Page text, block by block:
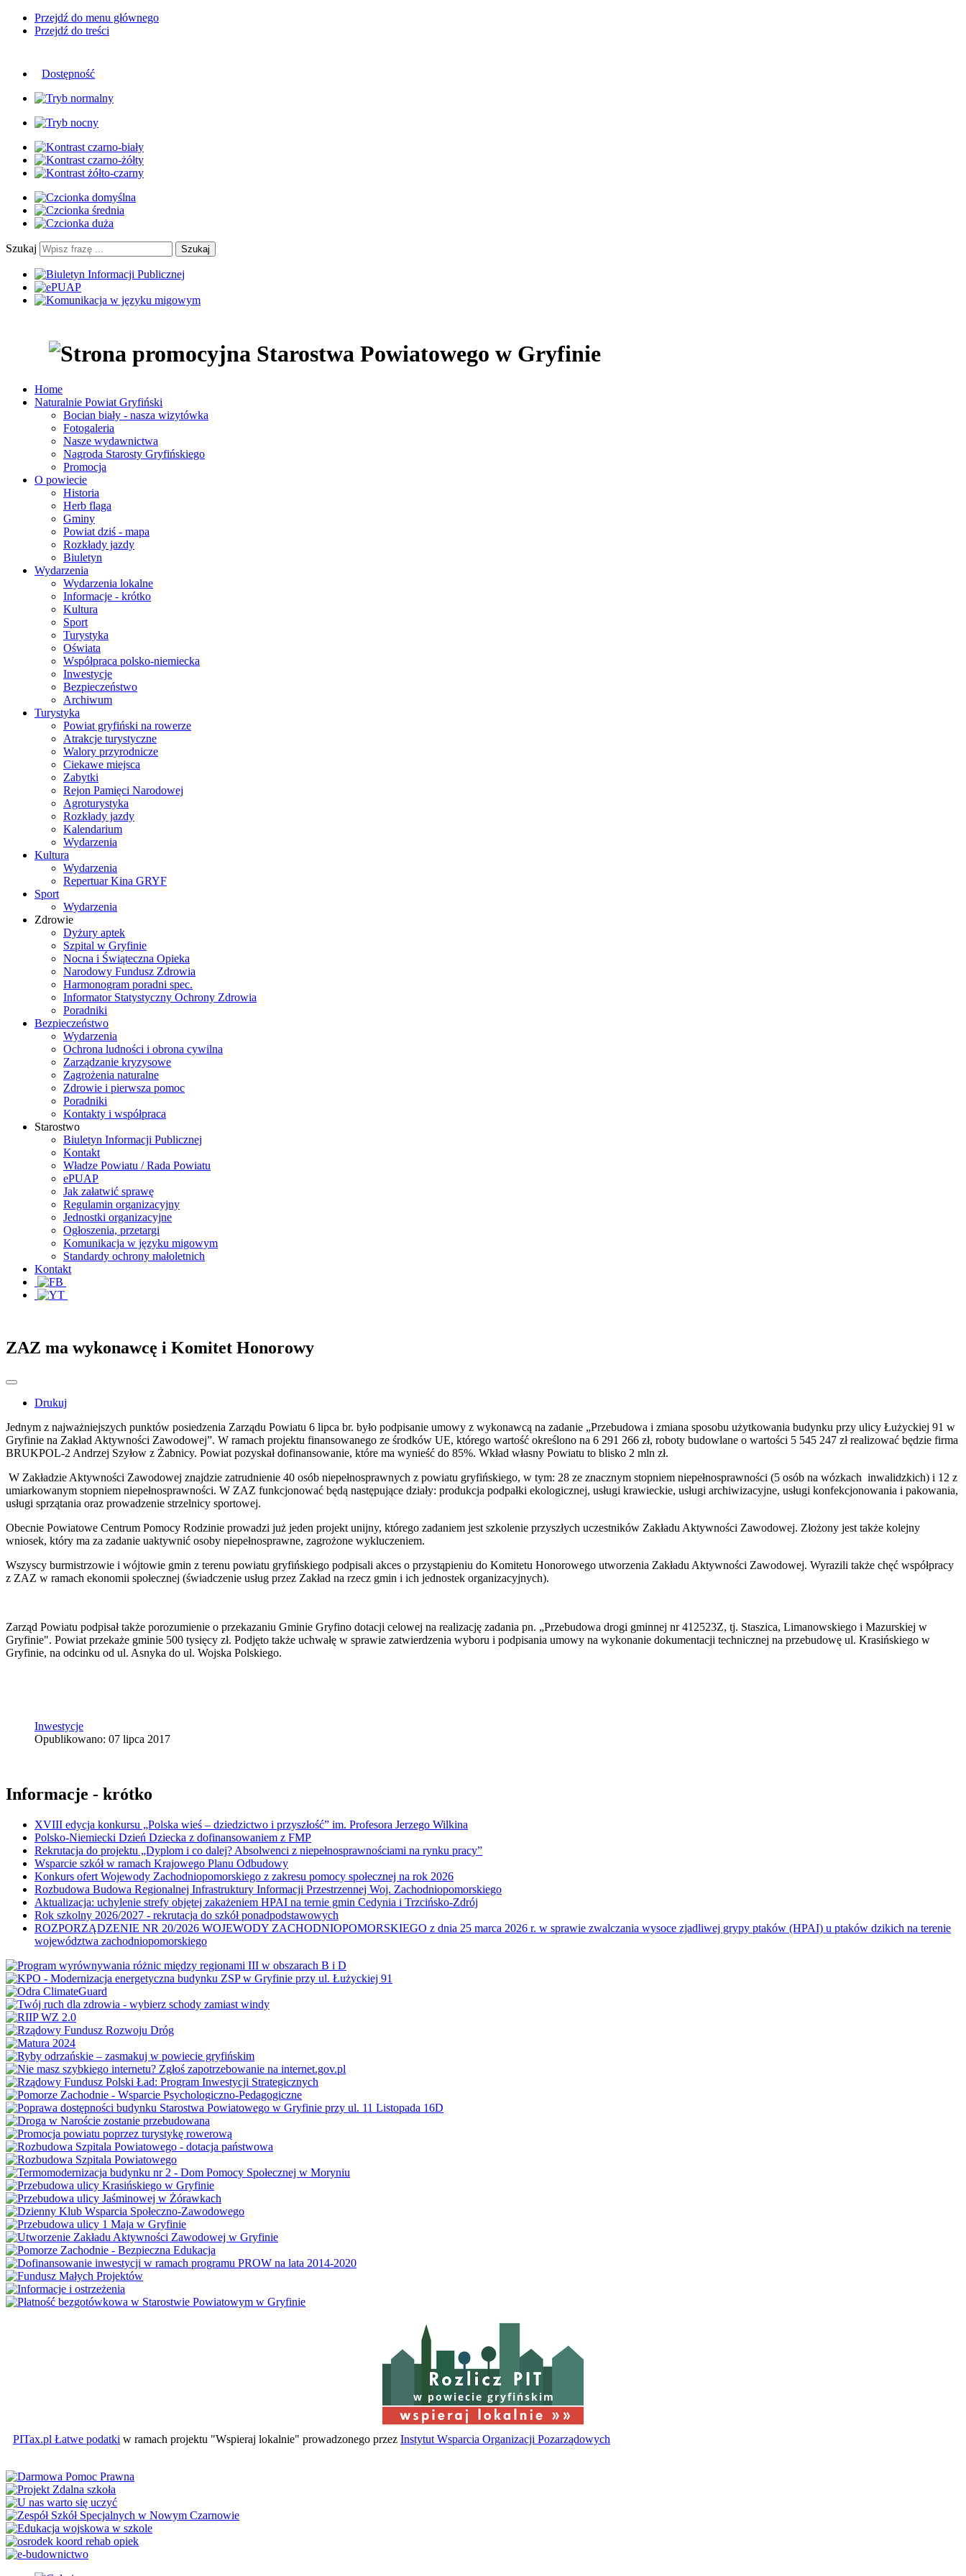
Przejdź do menu głównego
Przejdź do treści
Dostępność
Szukaj Szukaj
Home
Naturalnie Powiat Gryfiński
Bocian biały - nasza wizytówka
Fotogaleria
Nasze wydawnictwa
Nagroda Starosty Gryfińskiego
Promocja
O powiecie
Historia
Herb flaga
Gminy
Powiat dziś - mapa
Rozkłady jazdy
Biuletyn
Wydarzenia
Wydarzenia lokalne
Informacje - krótko
Kultura
Sport
Turystyka
Oświata
Współpraca polsko-niemiecka
Inwestycje
Bezpieczeństwo
Archiwum
Turystyka
Powiat gryfiński na rowerze
Atrakcje turystyczne
Walory przyrodnicze
Ciekawe miejsca
Zabytki
Rejon Pamięci Narodowej
Agroturystyka
Rozkłady jazdy
Kalendarium
Wydarzenia
Kultura
Wydarzenia
Repertuar Kina GRYF
Sport
Wydarzenia
Zdrowie
Dyżury aptek
Szpital w Gryfinie
Nocna i Świąteczna Opieka
Narodowy Fundusz Zdrowia
Harmonogram poradni spec.
Informator Statystyczny Ochrony Zdrowia
Poradniki
Bezpieczeństwo
Wydarzenia
Ochrona ludności i obrona cywilna
Zarządzanie kryzysowe
Zagrożenia naturalne
Zdrowie i pierwsza pomoc
Poradniki
Kontakty i współpraca
Starostwo
Biuletyn Informacji Publicznej
Kontakt
Władze Powiatu / Rada Powiatu
ePUAP
Jak załatwić sprawę
Regulamin organizacyjny
Jednostki organizacyjne
Ogłoszenia, przetargi
Komunikacja w języku migowym
Standardy ochrony małoletnich
Kontakt
ZAZ ma wykonawcę i Komitet Honorowy
Drukuj
Jednym z najważniejszych punktów posiedzenia Zarządu Powiatu 6 lipca br. było podpisanie umowy z wykonawcą na zadanie „Przebudowa i zmiana sposobu użytkowania budynku przy ulicy Łużyckiej 91 w
Gryfinie na Zakład Aktywności Zawodowej”. W ramach projektu finansowanego ze środków UE, którego wartość określono na 6 291 266 zł, roboty budowlane o wartości 5 545 247 zł realizować będzie firma
BRUKPOL-2 Andrzej Szyłow z Żabnicy. Powiat pozyskał dofinansowanie, które ma wynieść do 85%. Wkład własny Powiatu to blisko 2 mln zł.
W Zakładzie Aktywności Zawodowej znajdzie zatrudnienie 40 osób niepełnosprawnych z powiatu gryfińskiego, w tym: 28 ze znacznym stopniem niepełnosprawności (5 osób na wózkach inwalidzkich) i 12 z
umiarkowanym stopniem niepełnosprawności. W ZAZ funkcjonować będą następujące działy: produkcja podpałki ekologicznej, usługi krawieckie, usługi archiwizacyjne, usługi konfekcjonowania i pakowania,
usługi sprzątania oraz prowadzenie strzelnicy sportowej.
Obecnie Powiatowe Centrum Pomocy Rodzinie prowadzi już jeden projekt unijny, którego zadaniem jest szkolenie przyszłych uczestników Zakładu Aktywności Zawodowej. Złożony jest także kolejny
wniosek, który ma za zadanie uaktywnić osoby niepełnosprawne, zagrożone wykluczeniem.
Wszyscy burmistrzowie i wójtowie gmin z terenu powiatu gryfińskiego podpisali akces o przystąpieniu do Komitetu Honorowego utworzenia Zakładu Aktywności Zawodowej. Wyrazili także chęć współpracy
z ZAZ w ramach ekonomii społecznej (świadczenie usług przez Zakład na rzecz gmin i ich jednostek organizacyjnych).
Zarząd Powiatu podpisał także porozumienie o przekazaniu Gminie Gryfino dotacji celowej na realizację zadania pn. „Przebudowa drogi gminnej nr 412523Z, tj. Staszica, Limanowskiego i Mazurskiej w
Gryfinie". Powiat przekaże gminie 500 tysięcy zł. Podjęto także uchwałę w sprawie zatwierdzenia wyboru i podpisania umowy na wykonanie dokumentacji technicznej na przebudowę ul. Krasińskiego w
Gryfinie, na odcinku od ul. Asnyka do ul. Wojska Polskiego.
Inwestycje
Opublikowano: 07 lipca 2017
Informacje - krótko
XVIII edycja konkursu „Polska wieś – dziedzictwo i przyszłość” im. Profesora Jerzego Wilkina
Polsko-Niemiecki Dzień Dziecka z dofinansowaniem z FMP
Rekrutacja do projektu „Dyplom i co dalej? Absolwenci z niepełnosprawnościami na rynku pracy”
Wsparcie szkół w ramach Krajowego Planu Odbudowy
Konkurs ofert Wojewody Zachodniopomorskiego z zakresu pomocy społecznej na rok 2026
Rozbudowa Budowa Regionalnej Infrastruktury Informacji Przestrzennej Woj. Zachodniopomorskiego
Aktualizacja: uchylenie strefy objętej zakażeniem HPAI na ternie gmin Cedynia i Trzcińsko-Zdrój
Rok szkolny 2026/2027 - rekrutacja do szkół ponadpodstawowych
ROZPORZĄDZENIE NR 20/2026 WOJEWODY ZACHODNIOPOMORSKIEGO z dnia 25 marca 2026 r. w sprawie zwalczania wysoce zjadliwej grypy ptaków (HPAI) u ptaków dzikich na terenie
województwa zachodniopomorskiego
w powiecie gryfińskim
PITax.pl Łatwe podatki w ramach projektu "Wspieraj lokalnie" prowadzonego przez Instytut Wsparcia Organizacji Pozarządowych